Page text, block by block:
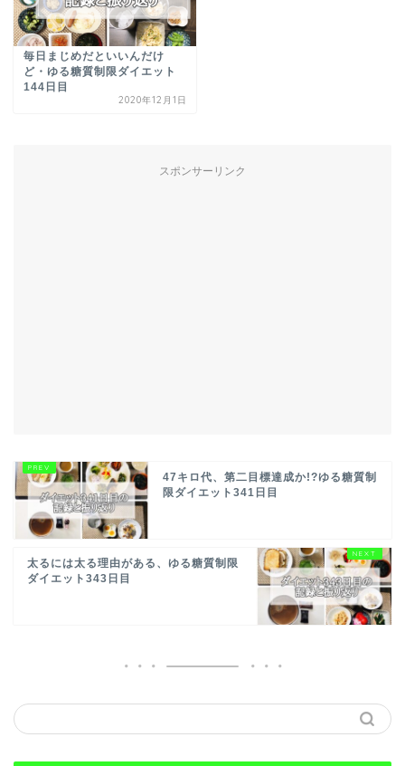
毎日まじめだといいんだけ
ど・ゆる糖質制限ダイエット
144日目
2020年12月1日
スポンサーリンク
47キロ代、第二目標達成か!?ゆる糖質制
限ダイエット341日目
太るには太る理由がある、ゆる糖質制限
ダイエット343日目